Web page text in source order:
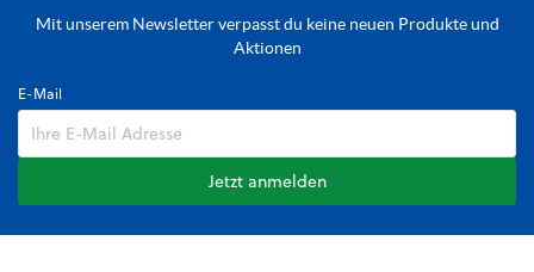
Mit unserem Newsletter verpasst du keine neuen Produkte und
Aktionen
E-Mail
Jetzt anmelden